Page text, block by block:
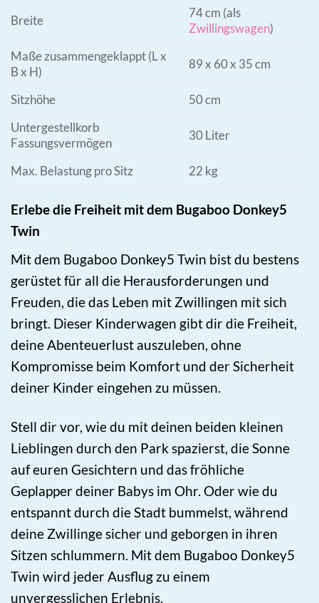
Breite
74 cm (als
Zwillingswagen)
Maße zusammengeklappt (L x
B x H)
89 x 60 x 35 cm
Sitzhöhe
50 cm
Untergestellkorb
Fassungsvermögen
30 Liter
Max. Belastung pro Sitz 22 kg
Erlebe die Freiheit mit dem Bugaboo Donkey5
Twin
Mit dem Bugaboo Donkey5 Twin bist du bestens
gerüstet für all die Herausforderungen und
Freuden, die das Leben mit Zwillingen mit sich
bringt. Dieser Kinderwagen gibt dir die Freiheit,
deine Abenteuerlust auszuleben, ohne
Kompromisse beim Komfort und der Sicherheit
deiner Kinder eingehen zu müssen.
Stell dir vor, wie du mit deinen beiden kleinen
Lieblingen durch den Park spazierst, die Sonne
auf euren Gesichtern und das fröhliche
Geplapper deiner Babys im Ohr. Oder wie du
entspannt durch die Stadt bummelst, während
deine Zwillinge sicher und geborgen in ihren
Sitzen schlummern. Mit dem Bugaboo Donkey5
Twin wird jeder Ausflug zu einem
unvergesslichen Erlebnis.